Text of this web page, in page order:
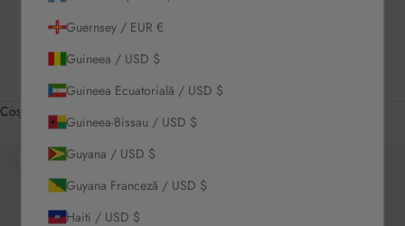
Română
Limbă
English
Română
Coș
Coșul tău este gol
Guernsey / EUR €
Guineea / USD $
Guineea Ecuatorială / USD $
Guineea-Bissau / USD $
Guyana / USD $
Guyana Franceză / USD $
Haiti / USD $